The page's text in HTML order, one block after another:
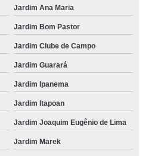
Jardim Ana Maria
Jardim Bom Pastor
Jardim Clube de Campo
Jardim Guarará
Jardim Ipanema
Jardim Itapoan
Jardim Joaquim Eugênio de Lima
Jardim Marek